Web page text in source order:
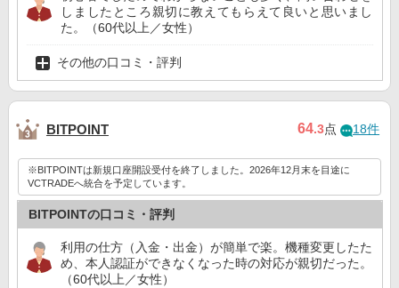
しましたところ親切に教えてもらえて良いと思いまし
た。（60代以上／女性）
その他の口コミ・評判
BITPOINT 64.3点 18件
※BITPOINTは新規口座開設受付を終了しました。2026年12月末を目途に
VCTRADEへ統合を予定しています。
BITPOINTの口コミ・評判
利用の仕方（入金・出金）が簡単で楽。機種変更したた
め、本人認証ができなくなった時の対応が親切だった。
（60代以上／女性）